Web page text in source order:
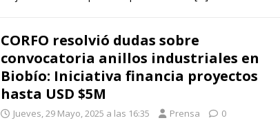
CORFO resolvió dudas sobre
convocatoria anillos industriales en
Biobío: Iniciativa financia proyectos
hasta USD $5M
Jueves, 29 Mayo, 2025 a las 16:35 Prensa 0